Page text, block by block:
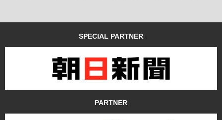
SPECIAL PARTNER
PARTNER